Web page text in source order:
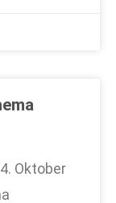
Oktober